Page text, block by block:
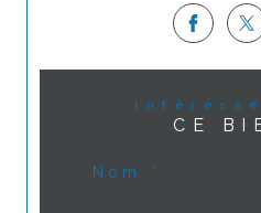
CE
Nom *